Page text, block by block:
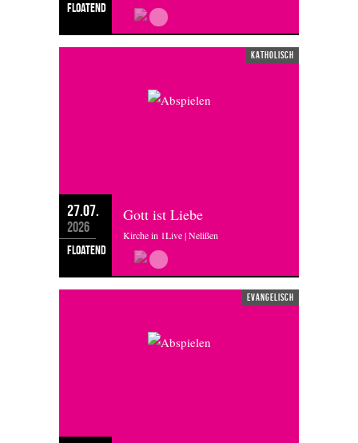
floatend
katholisch
27.07.
2026
floatend
Gott ist Liebe
Kirche in 1Live | Nelißen
evangelisch